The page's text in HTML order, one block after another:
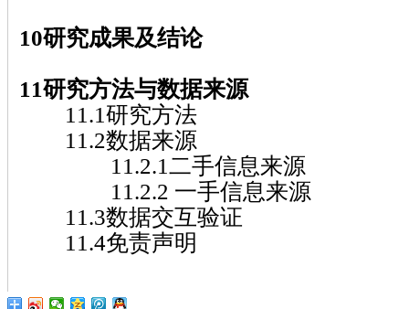
10研究成果及结论
11研究方法与数据来源
11.1研究方法
11.2数据来源
11.2.1二手信息来源
11.2.2 一手信息来源
11.3数据交互验证
11.4免责声明